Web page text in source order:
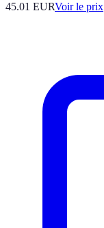
45.01 EURVoir le prix